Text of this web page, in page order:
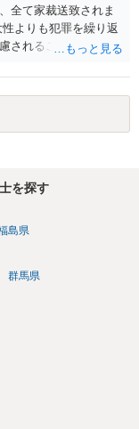
全て家裁送致されま
よりも犯罪を繰り返
されることです。 そ
が原因で、保護観察
状況が分かりません
常初犯の自転車窃盗
となる可能性はあり
を探す
島県
群馬県